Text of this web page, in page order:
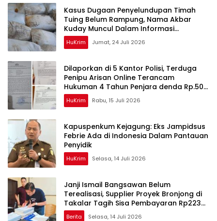
Kasus Dugaan Penyelundupan Timah
Tuing Belum Rampung, Nama Akbar
Kuday Muncul Dalam Informasi
Penyidikan
HuKrim Jumat, 24 Juli 2026
Dilaporkan di 5 Kantor Polisi, Terduga
Penipu Arisan Online Terancam
Hukuman 4 Tahun Penjara denda Rp.500
Juta
HuKrim Rabu, 15 Juli 2026
Kapuspenkum Kejagung: Eks Jampidsus
Febrie Ada di Indonesia Dalam Pantauan
Penyidik
HuKrim Selasa, 14 Juli 2026
Janji Ismail Bangsawan Belum
Terealisasi, Supplier Proyek Bronjong di
Takalar Tagih Sisa Pembayaran Rp223
Juta
Berita Selasa, 14 Juli 2026